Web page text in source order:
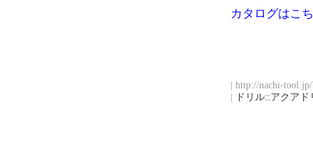
カタログはこ
| http://nachi-
ドリル::アクア